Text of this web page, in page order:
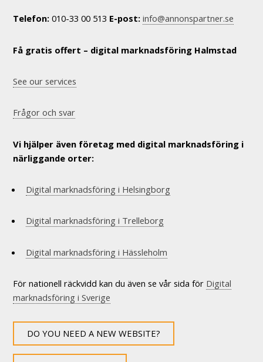
Telefon: 010-33 00 513 E-post: info@annonspartner.se
Få gratis offert – digital marknadsföring Halmstad
See our services
Frågor och svar
Vi hjälper även företag med digital marknadsföring i
närliggande orter:
Digital marknadsföring i Helsingborg
Digital marknadsföring i Trelleborg
Digital marknadsföring i Hässleholm
För nationell räckvidd kan du även se vår sida för Digital
marknadsföring i Sverige
DO YOU NEED A NEW WEBSITE?